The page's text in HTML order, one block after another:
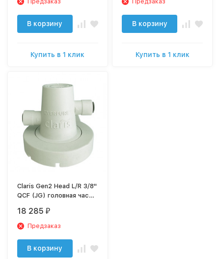
В корзину
Купить в 1 клик
В корзину
Купить в 1 клик
Claris Gen2 Head L/R 3/8"
QCF (JG) головная часть
18 285 ₽
Предзаказ
В корзину